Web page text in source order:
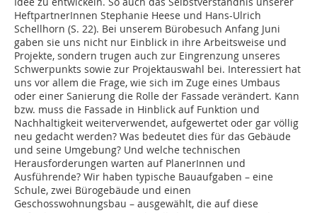
HeftpartnerInnen Stephanie Heese und Hans-Ulrich
Schellhorn (S. 22). Bei unserem Bürobesuch Anfang Juni
gaben sie uns nicht nur Einblick in ihre Arbeitsweise und
Projekte, sondern trugen auch zur Eingrenzung unseres
Schwerpunkts sowie zur Projektauswahl bei. Interessiert hat
uns vor allem die Frage, wie sich im Zuge eines Umbaus
oder einer Sanierung die Rolle der Fassade verändert. Kann
bzw. muss die Fassade in Hinblick auf Funktion und
Nachhaltigkeit weiterverwendet, aufgewertet oder gar völlig
neu gedacht werden? Was bedeutet dies für das Gebäude
und seine Umgebung? Und welche technischen
Herausforderungen warten auf PlanerInnen und
Ausführende? Wir haben typische Bauaufgaben – eine
Schule, zwei Bürogebäude und einen
Geschosswohnungsbau – ausgewählt, die auf diese